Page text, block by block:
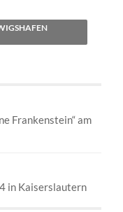
Frankenstein“ am
in Kaiserslautern